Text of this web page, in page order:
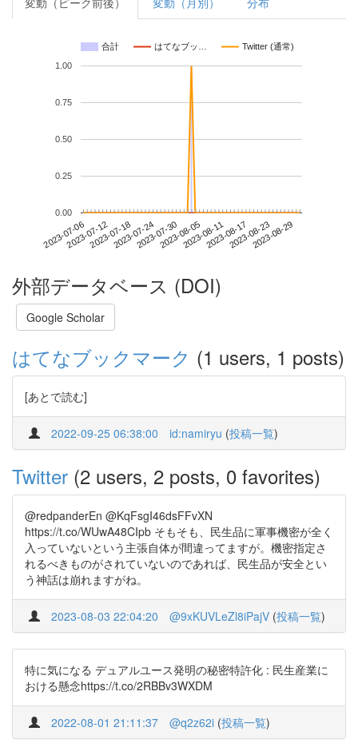
合計 はてなブッ… Twitter (通常)
2023-07-062023-07-122023-07-182023-07-242023-07-302023-08-052023-08-112023-08-172023-08-232023-08-29
0.00
0.25
0.50
0.75
1.00
外部データベース (DOI)
Google Scholar
はてなブックマーク (1 users, 1 posts)
[あとで読む]
2022-09-25 06:38:00 id:namiryu (投稿一覧)
Twitter (2 users, 2 posts, 0 favorites)
@redpanderEn @KqFsgI46dsFFvXN
https://t.co/WUwA48CIpb そもそも、民生品に軍事機密が全く
入っていないという主張自体が間違ってますが。機密指定さ
れるべきものがされていないのであれば、民生品が安全とい
う神話は崩れますがね。
2023-08-03 22:04:20 @9xKUVLeZl8iPajV (投稿一覧)
特に気になる デュアルユース発明の秘密特許化 : 民生産業に
おける懸念https://t.co/2RBBv3WXDM
2022-08-01 21:11:37 @q2z62i (投稿一覧)